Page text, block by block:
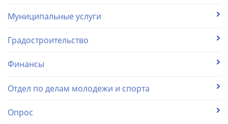
Муниципальные услуги
Градостроительство
Финансы
Отдел по делам молодежи и спорта
Опрос